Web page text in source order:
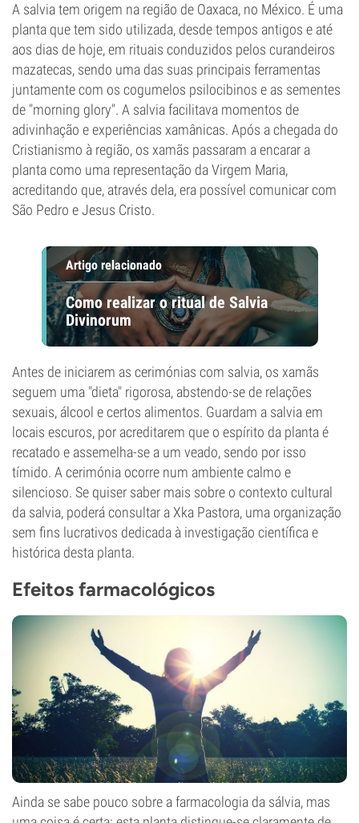
A salvia tem origem na região de Oaxaca, no México. É uma
planta que tem sido utilizada, desde tempos antigos e até
aos dias de hoje, em rituais conduzidos pelos curandeiros
mazatecas, sendo uma das suas principais ferramentas
juntamente com os cogumelos psilocibinos e as sementes
de "morning glory". A salvia facilitava momentos de
adivinhação e experiências xamânicas. Após a chegada do
Cristianismo à região, os xamãs passaram a encarar a
planta como uma representação da Virgem Maria,
acreditando que, através dela, era possível comunicar com
São Pedro e Jesus Cristo.
Artigo relacionado
Como realizar o ritual de Salvia
Divinorum
Antes de iniciarem as cerimónias com salvia, os xamãs
seguem uma "dieta" rigorosa, abstendo-se de relações
sexuais, álcool e certos alimentos. Guardam a salvia em
locais escuros, por acreditarem que o espírito da planta é
recatado e assemelha-se a um veado, sendo por isso
tímido. A cerimónia ocorre num ambiente calmo e
silencioso. Se quiser saber mais sobre o contexto cultural
da salvia, poderá consultar a Xka Pastora, uma organização
sem fins lucrativos dedicada à investigação científica e
histórica desta planta.
Efeitos farmacológicos
Ainda se sabe pouco sobre a farmacologia da sálvia, mas